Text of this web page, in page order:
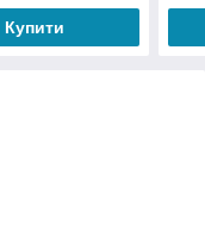
Купити